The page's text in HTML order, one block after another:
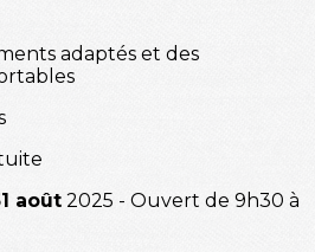
adaptés et des
août 2025 - Ouvert de 9h30 à